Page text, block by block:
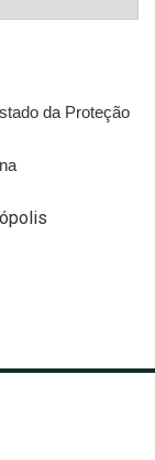
da Proteção